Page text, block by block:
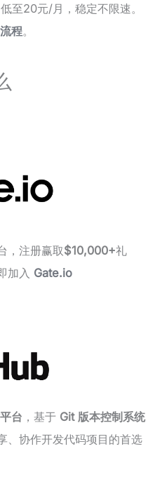
至20元/月，稳定不限速。
程。
，注册赢取$10,000+礼
加入 Gate.io
台 ，基于 Git 版本控制系统
、协作开发代码项目的首选